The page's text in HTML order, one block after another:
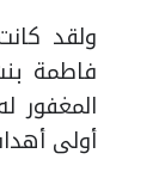
ولقد
فاطمة
أولى